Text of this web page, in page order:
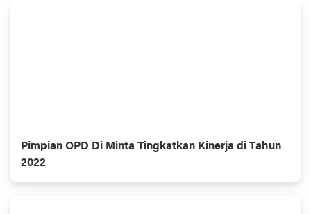
Pimpian OPD Di Minta Tingkatkan Kinerja di Tahun
2022